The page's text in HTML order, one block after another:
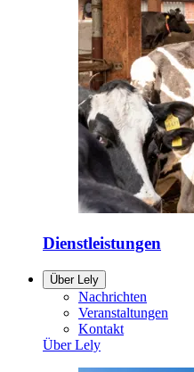
Dienstleistungen
Über Lely
Nachrichten
Veranstaltungen
Kontakt
Über Lely